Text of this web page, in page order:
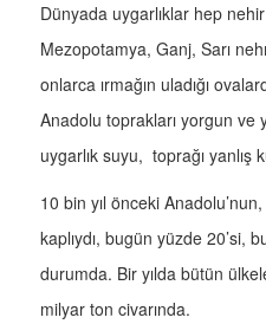
Dünyada uygarlıklar hep
Mezopotamya, Ganj, Sarı
onlarca ırmağın uladığı
Anadolu toprakları yorgun ve
uygarlık suyu, toprağı yanlış
10 bin yıl önceki
kaplıydı, bugün yüzde 20’si,
durumda. Bir yılda bütün
milyar ton civarında.